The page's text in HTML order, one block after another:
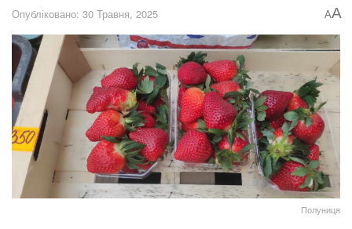
Опубліковано: 30 Травня, 2025 AA
Полуниця